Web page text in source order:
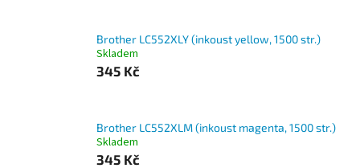
Brother LC552XLY (inkoust yellow, 1500 str.)
Skladem
345 Kč
Brother LC552XLM (inkoust magenta, 1500 str.)
Skladem
345 Kč